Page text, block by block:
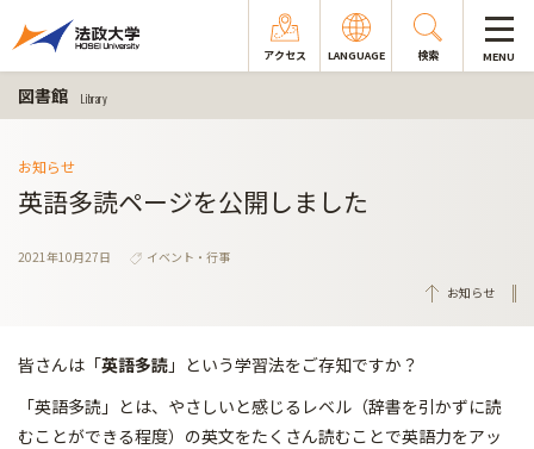
アクセス LANGUAGE 検索 MENU
図書館 Library
お知らせ
英語多読ページを公開しました
2021年10月27日
イベント・行事
お知らせ
皆さんは「英語多読 」という学習法をご存知ですか？
「英語多読」とは、やさしいと感じるレベル（辞書を引かずに読
むことができる程度）の英文をたくさん読むことで英語力をアッ